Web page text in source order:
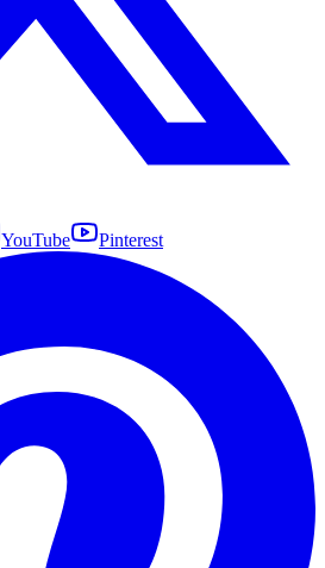
YouTube Pinterest